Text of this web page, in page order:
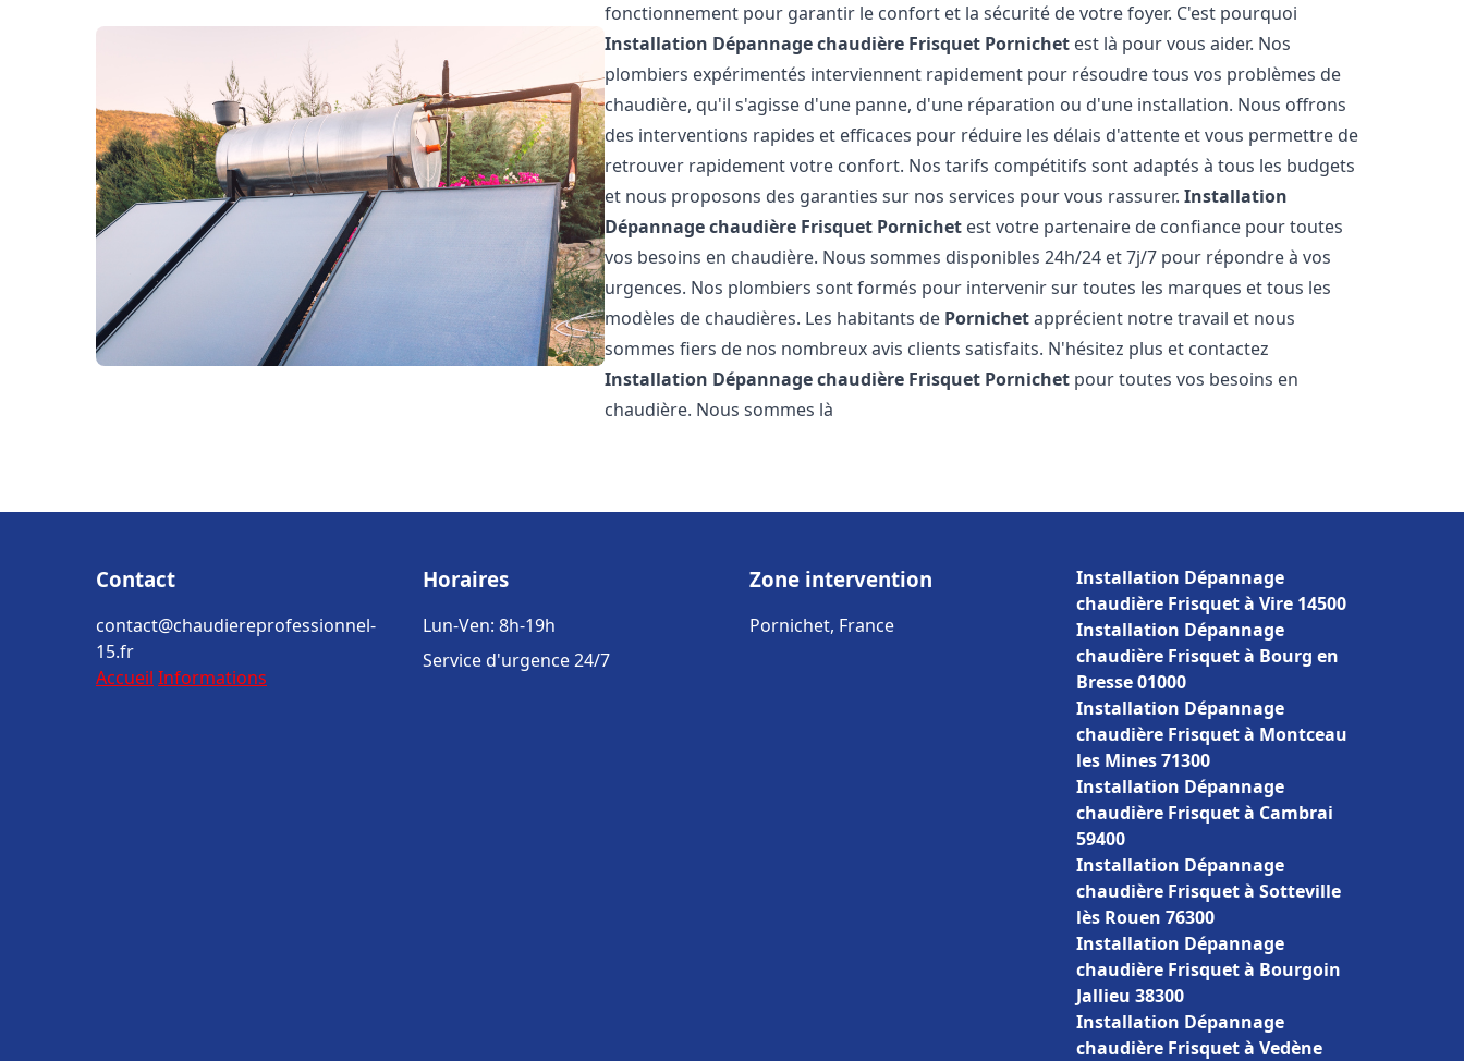
fonctionnement pour garantir le confort et la sécurité de votre foyer. C'est pourquoi
Installation Dépannage chaudière Frisquet Pornichet est là pour vous aider. Nos
plombiers expérimentés interviennent rapidement pour résoudre tous vos problèmes de
chaudière, qu'il s'agisse d'une panne, d'une réparation ou d'une installation. Nous offrons
des interventions rapides et efficaces pour réduire les délais d'attente et vous permettre de
retrouver rapidement votre confort. Nos tarifs compétitifs sont adaptés à tous les budgets
et nous proposons des garanties sur nos services pour vous rassurer.Installation
Dépannage chaudière Frisquet Pornichet est votre partenaire de confiance pour toutes
vos besoins en chaudière. Nous sommes disponibles 24h/24 et 7j/7 pour répondre à vos
urgences. Nos plombiers sont formés pour intervenir sur toutes les marques et tous les
modèles de chaudières. Les habitants de Pornichetapprécient notre travail et nous
sommes fiers de nos nombreux avis clients satisfaits. N'hésitez plus et contactez
Installation Dépannage chaudière Frisquet Pornichet pour toutes vos besoins en
chaudière. Nous sommes là
Contact
contact@chaudiereprofessionnel-
15.fr
Accueil Informations
Horaires
Lun-Ven: 8h-19h
Service d'urgence 24/7
Zone intervention
Pornichet, France
Installation Dépannage
chaudière Frisquet à Vire 14500
Installation Dépannage
chaudière Frisquet à Bourg en
Bresse 01000
Installation Dépannage
chaudière Frisquet à Montceau
les Mines 71300
Installation Dépannage
chaudière Frisquet à Cambrai
59400
Installation Dépannage
chaudière Frisquet à Sotteville
lès Rouen 76300
Installation Dépannage
chaudière Frisquet à Bourgoin
Jallieu 38300
Installation Dépannage
chaudière Frisquet à Vedène